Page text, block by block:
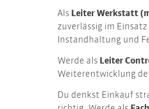
Als Leiter Werkstatt
zuverlässig im
Instandhaltung und
Werde als Leiter
Weiterentwicklung
Du denkst Einkauf